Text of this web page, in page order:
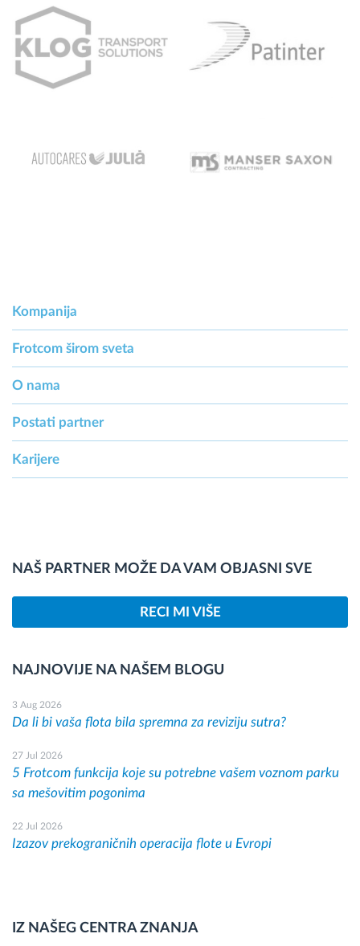
Kompanija
Frotcom širom sveta
O nama
Postati partner
Karijere
NAŠ PARTNER MOŽE DA VAM OBJASNI SVE
RECI MI VIŠE
NAJNOVIJE NA NAŠEM BLOGU
3 Aug 2026
Da li bi vaša flota bila spremna za reviziju sutra?
27 Jul 2026
5 Frotcom funkcija koje su potrebne vašem voznom parku
sa mešovitim pogonima
22 Jul 2026
Izazov prekograničnih operacija flote u Evropi
IZ NAŠEG CENTRA ZNANJA